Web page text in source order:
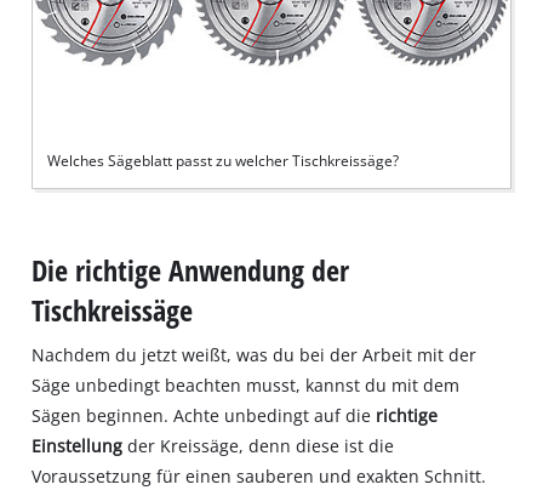
Welches Sägeblatt passt zu welcher Tischkreissäge?
Die richtige Anwendung der
Tischkreissäge
Nachdem du jetzt weißt, was du bei der Arbeit mit der
Säge unbedingt beachten musst, kannst du mit dem
Sägen beginnen. Achte unbedingt auf die richtige
Einstellung der Kreissäge, denn diese ist die
Voraussetzung für einen sauberen und exakten Schnitt.